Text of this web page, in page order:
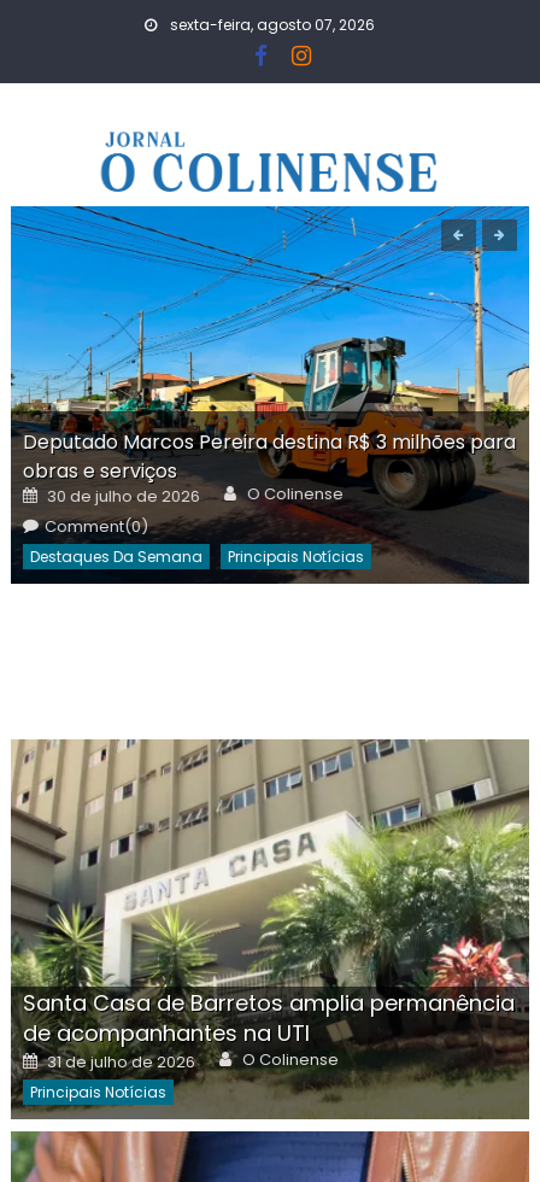
sexta-feira, agosto 07, 2026
Deputado Marcos Pereira destina R$ 3 milhões para
obras e serviços
Posted
on
30 de julho de 2026 Author
O Colinense
Comment(0)
Destaques Da Semana Principais Notícias
Santa Casa de Barretos amplia permanência
de acompanhantes na UTI
Posted
on
31 de julho de 2026 Author
O Colinense
Principais Notícias